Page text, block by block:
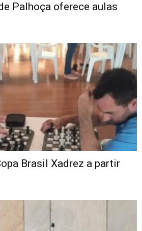
Palhoça oferece aulas
Brasil Xadrez a partir